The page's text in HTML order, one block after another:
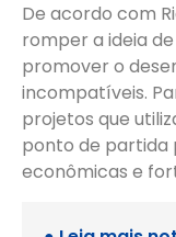
De acordo com
romper a ideia
promover o
incompatíveis.
projetos que
ponto de partida
econômicas e